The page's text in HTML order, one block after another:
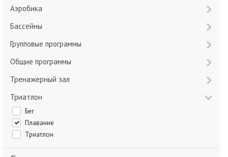
Аэробика
Бассейны
Групповые программы
Общие программы
Тренажерный зал
Триатлон
Бег
Плавание
Триатлон